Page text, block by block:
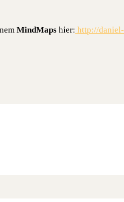
Mind­Maps hier: http://daniel-